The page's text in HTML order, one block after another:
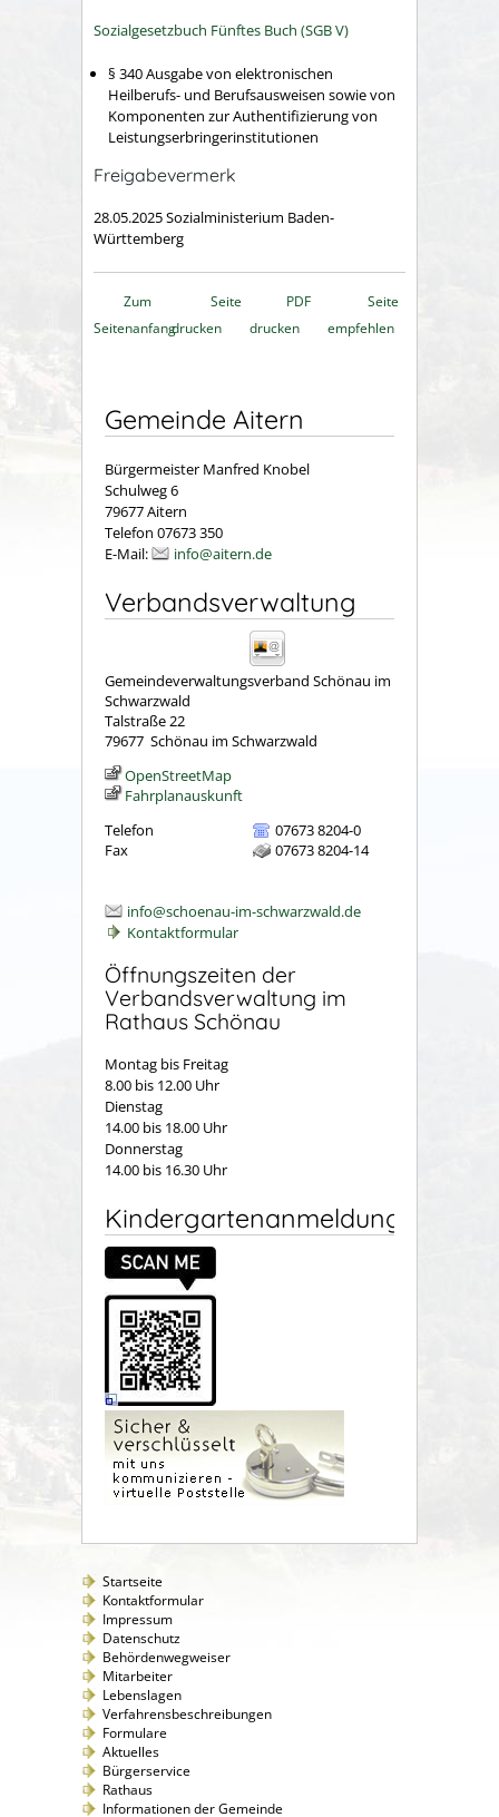
Sozialgesetzbuch Fünftes Buch (SGB V)
§ 340 Ausgabe von elektronischen
Heilberufs- und Berufsausweisen sowie von
Komponenten zur Authentifizierung von
Leistungserbringerinstitutionen
Freigabevermerk
28.05.2025 Sozialministerium Baden-
Württemberg
Zum
Seitenanfang
Seite
drucken
PDF
drucken
Seite
empfehlen
Gemeinde Aitern
Bürgermeister Manfred Knobel
Schulweg 6
79677 Aitern
Telefon 07673 350
E-Mail:
info@aitern.de
Verbandsverwaltung
Gemeindeverwaltungsverband Schönau im
Schwarzwald
Talstraße 22
79677 Schönau im Schwarzwald
OpenStreetMap
Fahrplanauskunft
Telefon
07673 8204-0
Fax
07673 8204-14
info@schoenau-im-schwarzwald.de
Kontaktformular
Öffnungszeiten der
Verbandsverwaltung im
Rathaus Schönau
Montag bis Freitag
8.00 bis 12.00 Uhr
Dienstag
14.00 bis 18.00 Uhr
Donnerstag
14.00 bis 16.30 Uhr
Kindergartenanmeldung
Startseite
Kontaktformular
Impressum
Datenschutz
Behördenwegweiser
Mitarbeiter
Lebenslagen
Verfahrensbeschreibungen
Formulare
Aktuelles
Bürgerservice
Rathaus
Informationen der Gemeinde